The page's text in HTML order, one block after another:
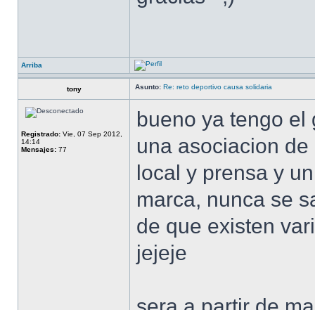
Arriba
tony Asunto: Re: reto deportivo causa solidaria
Registrado: Vie, 07 Sep 2012,
14:14
Mensajes: 77
bueno ya tengo el
una asociacion
local y prensa y
marca, nunca se
de que existen
jejeje